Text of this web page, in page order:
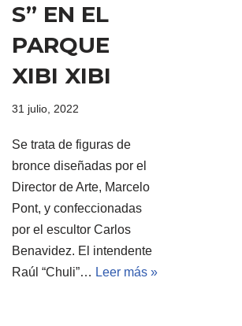
S” EN EL
PARQUE
XIBI XIBI
31 julio, 2022
Se trata de figuras de
bronce diseñadas por el
Director de Arte, Marcelo
Pont, y confeccionadas
por el escultor Carlos
Benavidez. El intendente
Raúl “Chuli”… Leer más »